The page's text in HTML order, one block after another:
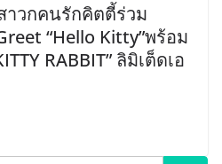
าวกคนรักคิตตี้ร่วม
“Hello Kitty”พร้อม
RABBIT” ลิมิเต็ดเอ